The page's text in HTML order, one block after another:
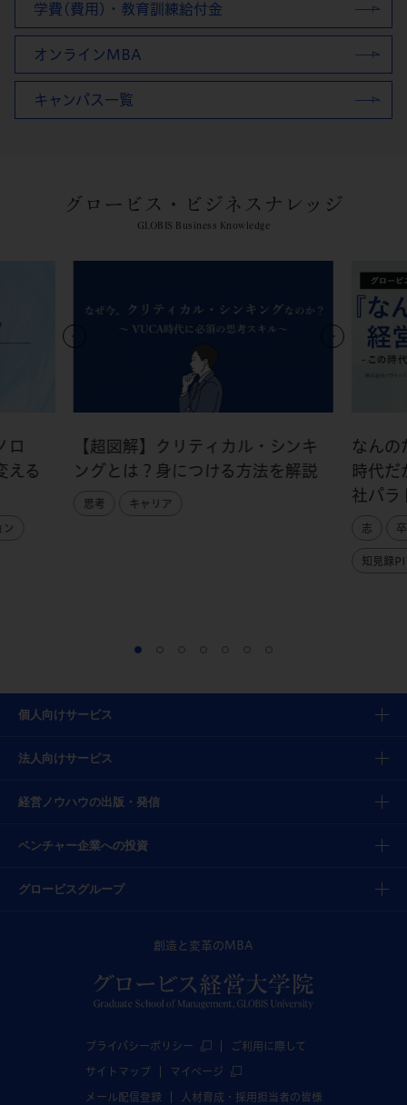
学費(費用)・教育訓練給付金
オンラインMBA
キャンパス一覧
グロービス・ビジネスナレッジ
GLOBIS Business Knowledge
ロ
える
ン
【超図解】クリティカル・シンキ
ングとは？身につける方法を解説
思考 キャリア
なんの
時代だ
社パラ
志
知見録
個人向けサービス
法人向けサービス
経営ノウハウの出版・発信
ベンチャー企業への投資
グロービスグループ
創造と変革のMBA
プライバシーポリシー ご利用に際して
サイトマップ マイページ
メール配信登録 人材育成・採用担当者の皆様